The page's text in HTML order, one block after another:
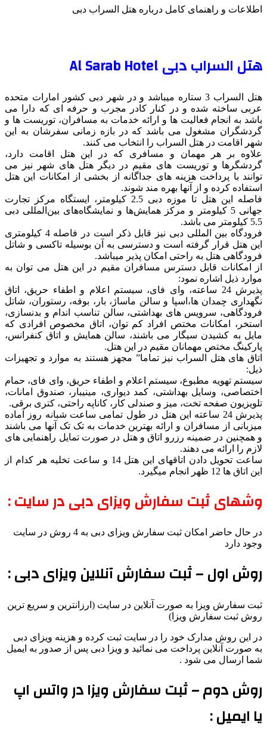
اطلاعات و راهنمای کامل درباره هتل السراب دبی
هتل السراب دبی Al Sarab Hotel
هتل السراب 3 ستاره میباشد و در شهر دبی کشور امارات متحده
عربی ساخته شده و در کنار کادر مجرب و حرفه ای که دارا می
باشد به انجام فعالیت ها و ارائه خدمات به مسافران، توریست ها و
گردشگران مشغول می باشد که در بازه زمانی سفرشان به این
شهر اقامت در هتل السراب را انتخاب می کنند.
علاوه بر هر مهمان و مسافری که در این هتل اقامت دارد،
گردشگرها و توریست های مقیم در دیگر هتل های شهر نیز می
توانند با پرداخت هزینه های جداگانه از بخشی از امکانات این هتل
استفاده کرده و از آنها بهره مند شوند.
فاصله این هتل تا موزه دبی 2.5 کیلومتر، ایستگاه مرکز تجارت
جهانی 5 کیلومتر و مرکز همایش‌ها و نمایشگاه‌های بین‌المللی دبی
5.5 کیلومتر می باشد.
فرودگاه بین المللی دبی نیز قابل ذکر است در فاصله 4 کیلومتری
این هتل قرار گرفته است و دسترسی به آن بوسیله تاکسی و شاتل
فرودگاهی هتل به راحتی امکان پذیر میباشد.
از امکانات قابل دسترس مسافران مقیم در این هتل می توان به
موارد ذیل اشاره نمود:
پذیرش 24 ساعته، وای فای، سیستم اعلام و اطفاء حریق، اتاق
نگهداری چمدان ها،اسپا و سالن ماساژ، بار، بوفه، رستوران، شاتل
فرودگاهی، سرویس های بهداشتی، سالن تناسب اندام و بدنسازی،
استخر، امکانات مختص افراد کم توان، اتاق مخصوص افرادی که
مایل به کشیدن سیگار می باشند، سالن همایش و اتاق کنفرانس،
پارکینگ مختص مهمانان مقیم در این هتل.
اتاق های هتل السراب نیز تماما” مجهز هستند به موارد و تجهیزات
ذیل:
سیستم تهویه مطبوع، سیستم اعلام و اطفاء حریق، وای فای، حمام
اختصاصی، وسایل بهداشتی، کمد دیواری، مینیبار، صندوق امانات،
تلویزیون صفحه تخت، میز و صندلی کار، کاناپه راحتی، کتری برقی.
پذیرش 24 ساعته این هتل در طول تمامی ساعت شبانه روز آماده
میزبانی از مسافران و ارائه بهترین خدمات به تک تک آنها می باشند
و همچنین در ضمینه رزرو اتاق و هتل در صورت تمایل راهنمایی های
لازم را ارائه می دهند.
ساعت تحویل دادن اتاقهای این هتل 14 و ساعت تخلیه هر کدام از
این اتاق ها 12 ظهر انجام میگیرد.
وشهای ثبت سفارش ویزای دبی در سایت :
در حال حاضر امکان ثبت سفارش ویزای دبی به 4 روش در سایت
وجود دارد
روش اول – ثبت سفارش آنلاین ویزای دبی :
ثبت سفارش ویزا به صورت آنلاین در سایت (ارزانترین و سریع ترین
روش ثبت سفارش ویزا)
در این روش مدارک خود را در سایت ثبت کرده و هزینه ویزای دبی
به صورت آنلاین پرداخت می نمائید و ویزا دبی پس از صدور به ایمیل
شما ارسال می شود .
روش دوم – ثبت سفارش ویزا در واتس اپ
یا ایمیل :